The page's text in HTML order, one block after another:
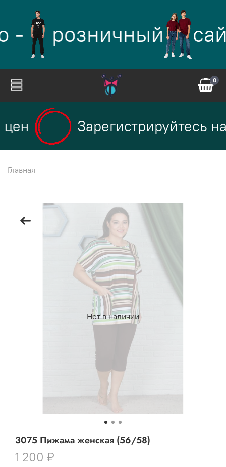
- розничный
0
Зарегистрируйтесь на
Главная
Нет в наличии
3075 Пижама женская (56/58)
1 200 ₽